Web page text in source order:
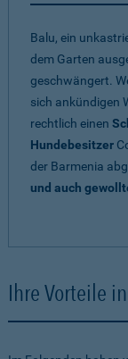
Balu, ein
dem Garten
geschwängert.
sich ankündigen
rechtlich einen
Hundebesitzer
der Barmenia
und auch
Ihre Vorteile